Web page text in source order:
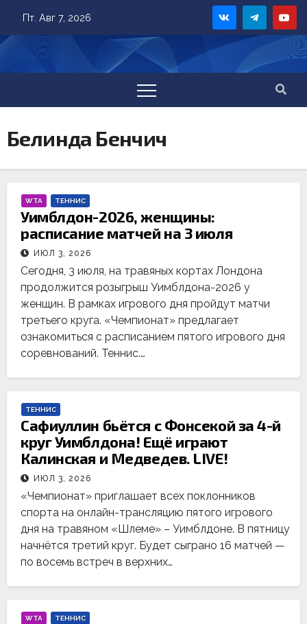
content
Пт. Авг 7, 2026
Белинда Бенчич
WTA ТЕННИС
Уимблдон-2026, женщины:
расписание матчей на 3 июля
ИЮЛ 3, 2026
Сегодня, 3 июля, на травяных кортах Лондона
продолжится розыгрыш Уимблдона-2026 у
женщин. В рамках игрового дня пройдут матчи
третьего круга. «Чемпионат» предлагает
ознакомиться с расписанием пятого игрового дня
соревнований. Теннис.…
ТЕННИС
Сафиуллин бьётся с Фонсекой за 4-й
круг Уимблдона! Ещё играют
Калинская и Медведев. LIVE!
ИЮЛ 3, 2026
«Чемпионат» приглашает всех поклонников
спорта на онлайн-трансляцию пятого игрового
дня на травяном «Шлеме» – Уимблдоне. В пятницу
начнётся третий круг. Будет сыграно 16 матчей —
по восемь встреч в верхних…
WTA ТЕННИС